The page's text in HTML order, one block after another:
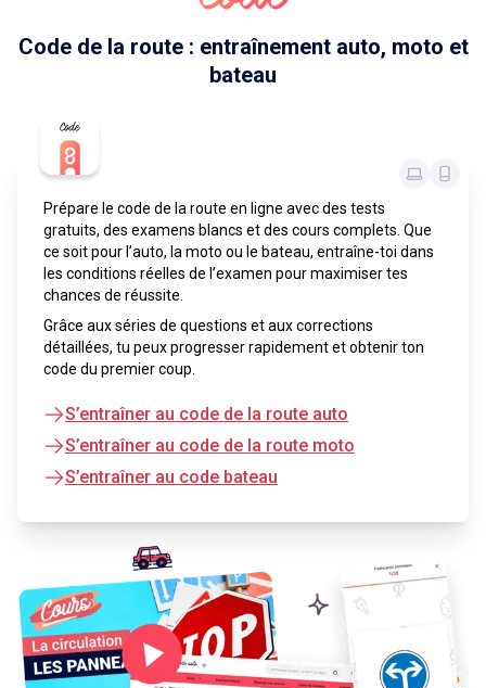
Code de la route : entraînement auto, moto et
bateau
Prépare le code de la route en ligne avec des tests
gratuits, des examens blancs et des cours complets. Que
ce soit pour l’auto, la moto ou le bateau, entraîne-toi dans
les conditions réelles de l’examen pour maximiser tes
chances de réussite.
Grâce aux séries de questions et aux corrections
détaillées, tu peux progresser rapidement et obtenir ton
code du premier coup.
S’entraîner au code de la route auto
S’entraîner au code de la route moto
S’entraîner au code bateau